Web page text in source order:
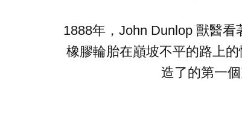
1888年，John Dunlop 獸醫
橡膠輪胎在巔坡不平的路上
造了的第一